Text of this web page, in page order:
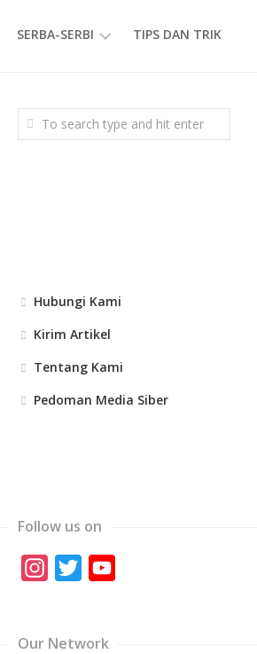
SERBA-SERBI
GAYA
HIDUP
TIPS DAN TRIK
Hubungi Kami
Kirim Artikel
Tentang Kami
Pedoman Media Siber
Follow us on
Instagram
Twitter
Our Network